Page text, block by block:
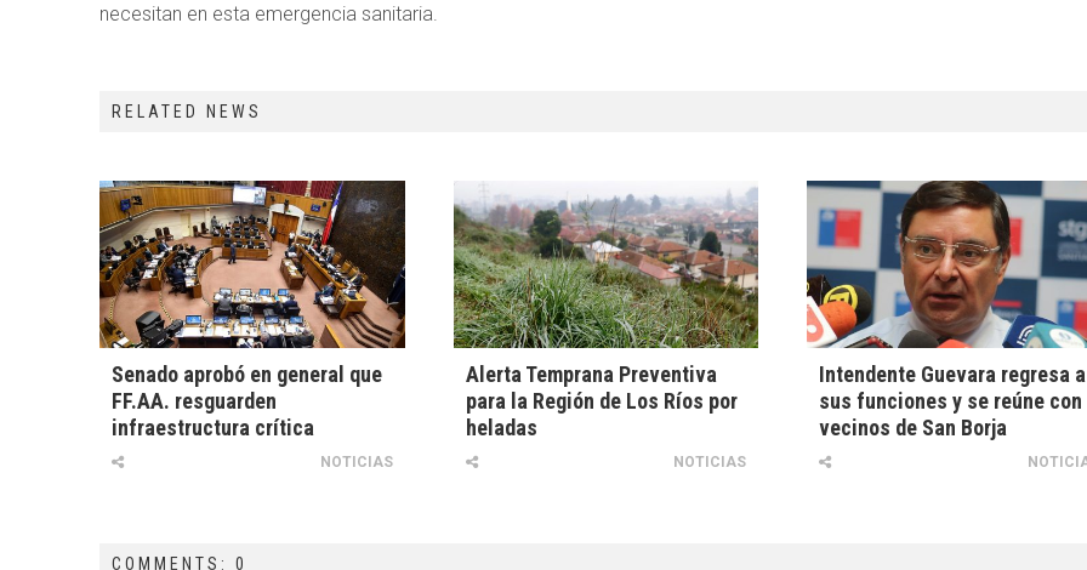
necesitan en esta emergencia sanitaria.
RELATED NEWS
Senado aprobó en general que
FF.AA. resguarden
infraestructura crítica
NOTICIAS
Alerta Temprana Preventiva
para la Región de Los Ríos por
heladas
NOTICIAS
Intendente Guevara regresa a
sus funciones y se reúne con
vecinos de San Borja
COMMENTS: 0